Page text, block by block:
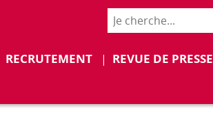
RECRUTEMENT Déplier
REVUE DE PRESSE